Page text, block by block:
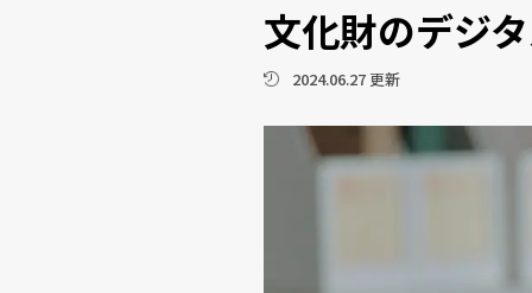
文化財のデジ
2024.06.27 更新